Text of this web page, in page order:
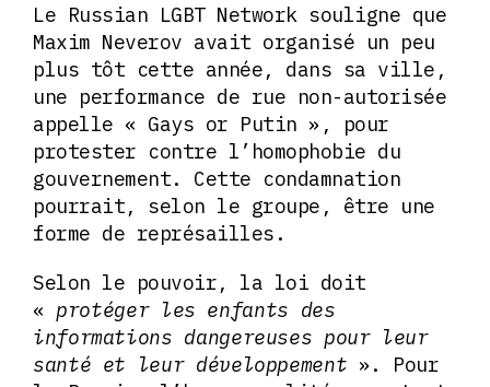
Le Russian LGBT Network souligne que
Maxim Neverov avait organisé un peu
plus tôt cette année, dans sa ville,
une performance de rue non-autorisée
appelle « Gays or Putin », pour
protester contre l’homophobie du
gouvernement. Cette condamnation
pourrait, selon le groupe, être une
forme de représailles.
Selon le pouvoir, la loi doit
« protéger les enfants des
informations dangereuses pour leur
santé et leur développement ». Pour